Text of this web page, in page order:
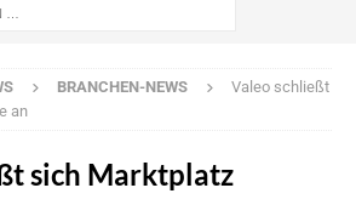
BRANCHEN-NEWS
Valeo schließt
an
sich Marktplatz